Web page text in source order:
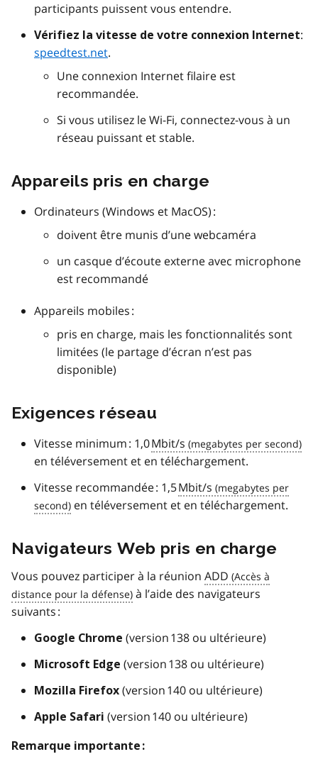
participants puissent vous entendre.
Vérifiez la vitesse de votre connexion Internet:
speedtest.net.
Une connexion Internet filaire est
recommandée.
Si vous utilisez le Wi-Fi, connectez-vous à un
réseau puissant et stable.
Appareils pris en charge
Ordinateurs (Windows et MacOS) :
doivent être munis d’une webcaméra
un casque d’écoute externe avec microphone
est recommandé
Appareils mobiles :
pris en charge, mais les fonctionnalités sont
limitées (le partage d’écran n’est pas
disponible)
Exigences réseau
Vitesse minimum : 1,0Mbit/s
en téléversement et en téléchargement.
Vitesse recommandée : 1,5Mbit/s
en téléversement et en téléchargement.
Navigateurs Web pris en charge
Vous pouvez participer à la réunion ADD
à l’aide des navigateurs
suivants :
Google Chrome (version 138 ou ultérieure)
Microsoft Edge (version 138 ou ultérieure)
Mozilla Firefox (version 140 ou ultérieure)
Apple Safari (version 140 ou ultérieure)
Remarque importante :